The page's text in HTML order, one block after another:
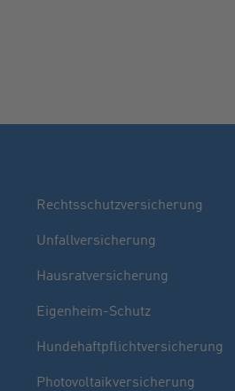
Rechtsschutzversicherung
Unfallversicherung
Hausratversicherung
Eigenheim-Schutz
Hundehaftpflichtversicherung
Photovoltaikversicherung